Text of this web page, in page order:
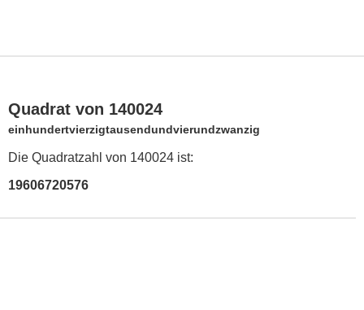
Quadrat von 140024
einhundertvierzigtausendundvierundzwanzig
Die Quadratzahl von 140024 ist:
19606720576